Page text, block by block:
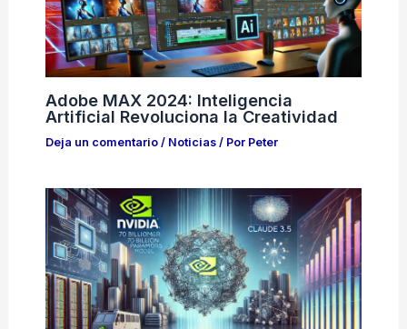
Adobe MAX 2024: Inteligencia
Artificial Revoluciona la Creatividad
Deja un comentario / Noticias/ Por Peter